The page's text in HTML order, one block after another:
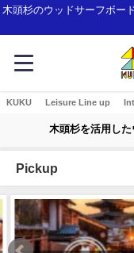
木頭杉のウッドサーフボー
KUKU Leisure Line up
木頭杉を活用し
Pickup